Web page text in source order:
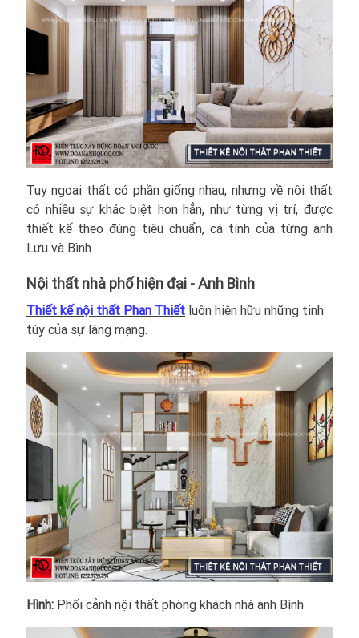
Tuy ngoại thất có phần giống nhau, nhưng về nội thất
có nhiều sự khác biệt hơn hẳn, như từng vị trí, được
thiết kế theo đúng tiêu chuẩn, cá tính của từng anh
Lưu và Bình.
Nội thất nhà phố hiện đại - Anh Bình
Thiết kế nội thất Phan Thiết luôn hiện hữu những tinh
túy của sự lãng mạng.
Hình: Phối cảnh nội thất phòng khách nhà anh Bình